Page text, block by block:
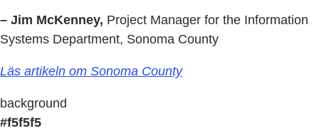
– Jim McKenney, Project Manager for the Information
Systems Department, Sonoma County
Läs artikeln om Sonoma County
background
#f5f5f5